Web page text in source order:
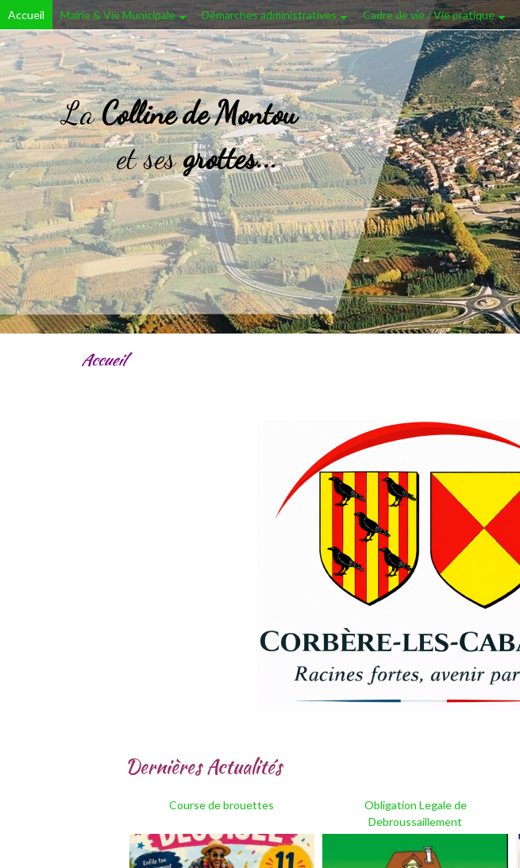
Accueil Mairie & Vie Municipale Démarches administratives Cadre de vie / Vie pratique
LaColline de Montou
et sesgrottes...
Accueil
Dernières Actualités
Course de brouettes
Obligation Legale de
Debroussaillement